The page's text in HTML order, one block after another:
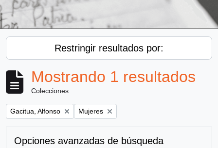
Restringir resultados por:
Mostrando 1 resultados
Colecciones
Remove filter:
Gacitua, Alfonso Remove filter:
Mujeres
Opciones avanzadas de búsqueda